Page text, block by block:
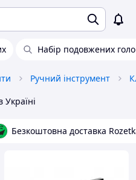
Набір подовжених
Ручний інструмент
Україні
Безкоштовна доставка